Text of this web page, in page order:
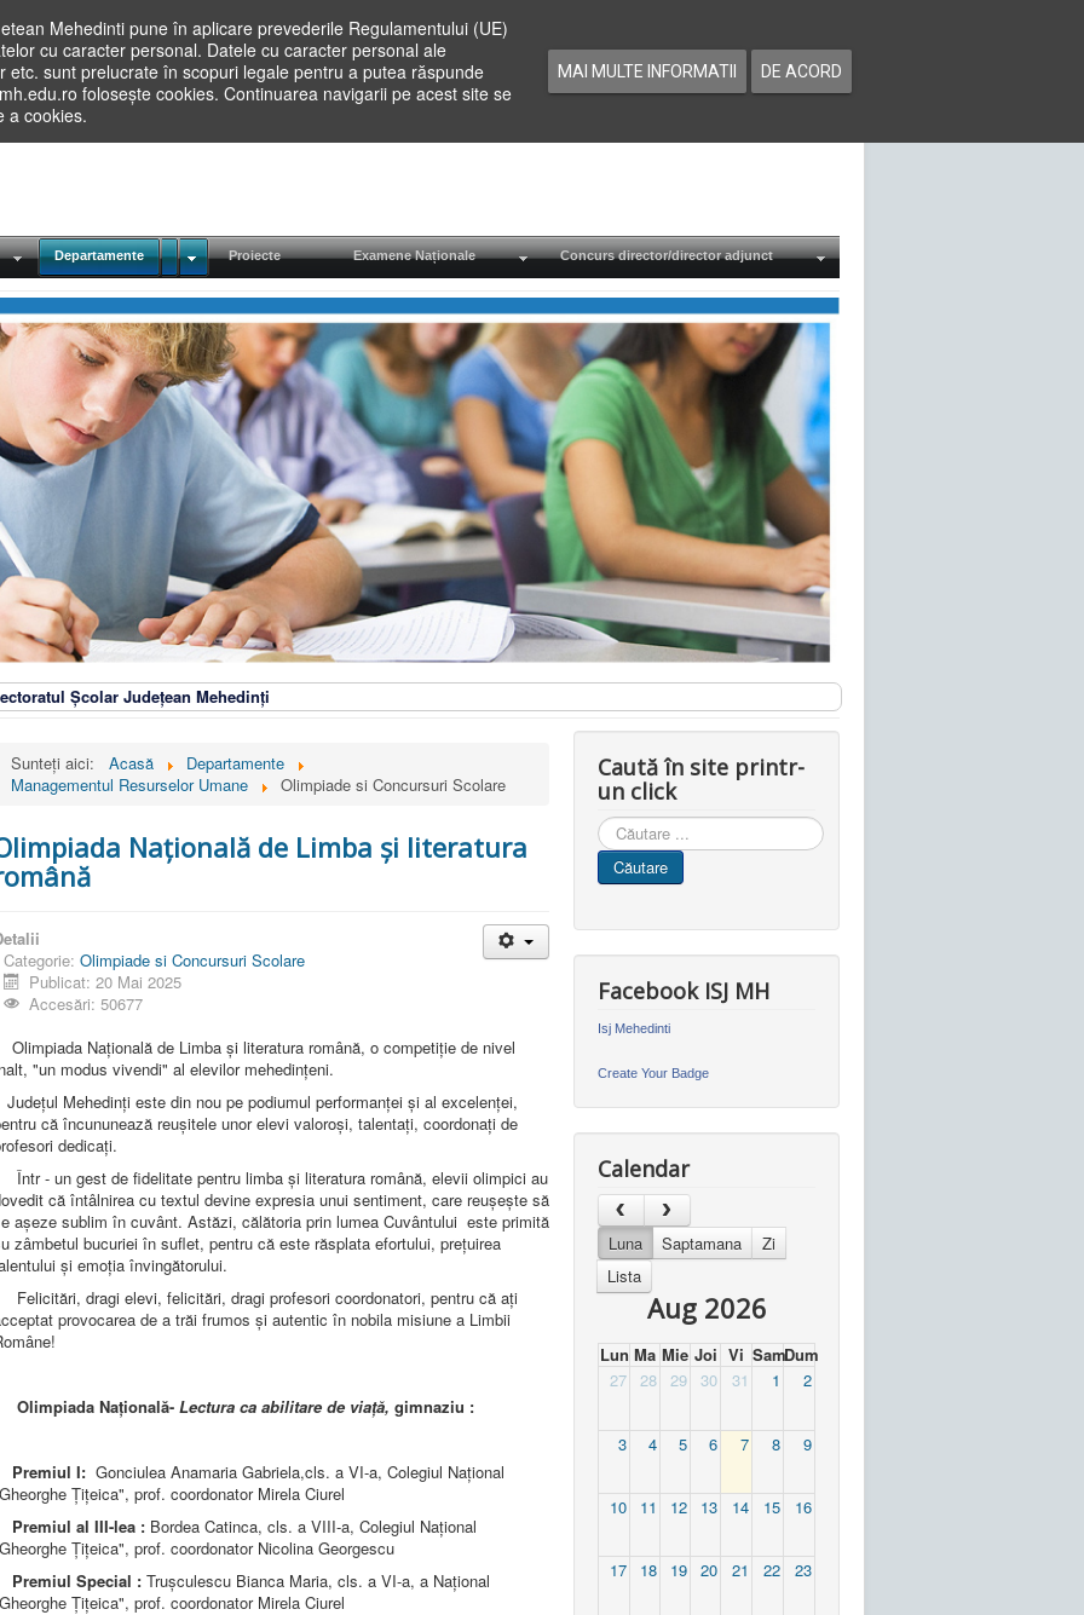
Mehedinti pune în aplicare prevederile Regulamentului (UE)
cu caracter personal. Datele cu caracter personal ale
etc. sunt prelucrate în scopuri legale pentru a putea răspunde
folosește cookies. Continuarea navigarii pe acest site se
a cookies.
MAI MULTE INFORMATII DE ACORD
Departamente Proiecte Examene Naționale Concurs director/director adjunct
Școlar Județean Mehedinți
Sunteți aici: Acasă
Departamente
Managementul Resurselor Umane
Olimpiade si Concursuri Scolare
Națională de Limba și literatura
Categorie: Olimpiade si Concursuri Scolare
Publicat: 20 Mai 2025
Accesări: 50677
Națională de Limba și literatura română, o competiție de nivel
"un modus vivendi" al elevilor mehedinţeni.
Mehedinți este din nou pe podiumul performanței și al excelenței,
că încununează reușitele unor elevi valoroși, talentați, coordonați de
dedicați.
- un gest de fidelitate pentru limba și literatura română, elevii olimpici au
că întâlnirea cu textul devine expresia unui sentiment, care reușește să
așeze sublim în cuvânt. Astăzi, călătoria prin lumea Cuvântului este primită
zâmbetul bucuriei în suflet, pentru că este răsplata efortului, prețuirea
și emoția învingătorului.
dragi elevi, felicitări, dragi profesori coordonatori, pentru că ați
provocarea de a trăi frumos și autentic în nobila misiune a Limbii
Națională- Lectura ca abilitare de viață, gimnaziu :
Premiul I: Gonciulea Anamaria Gabriela,cls. a VI-a, Colegiul Național
Țițeica", prof. coordonator Mirela Ciurel
Premiul al III-lea : Bordea Catinca, cls. a VIII-a, Colegiul Național
Țițeica", prof. coordonator Nicolina Georgescu
Special : Trușculescu Bianca Maria, cls. a VI-a, a Național
Țițeica", prof. coordonator Mirela Ciurel
Caută în site printr-
un click
Cauta
in
site
Căutare
Facebook ISJ MH
Isj Mehedinti
Create Your Badge
Calendar
Luna Saptamana
Zi
Lista
Aug 2026
Lun Ma Mie Joi Vi SamDum
27
28 29 30 31 1 2
3 4 5 6 7 8 9
10 11 12 13 14 15 16
17 18 19 20 21 22 23